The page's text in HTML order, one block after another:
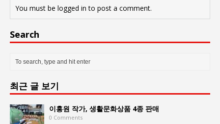
You must be logged in to post a comment.
Search
최근 글 보기
이홍원 작가, 생활문화상품 4종 판매
0 Comments